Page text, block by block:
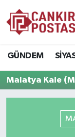
GÜNDEM
Malatya Kale
ASAYİŞ
EKONOMİ
Namaz
Trafik